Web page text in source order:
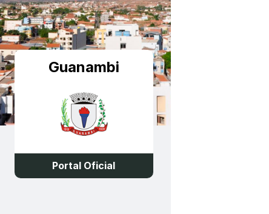
Guanambi
Portal Oficial